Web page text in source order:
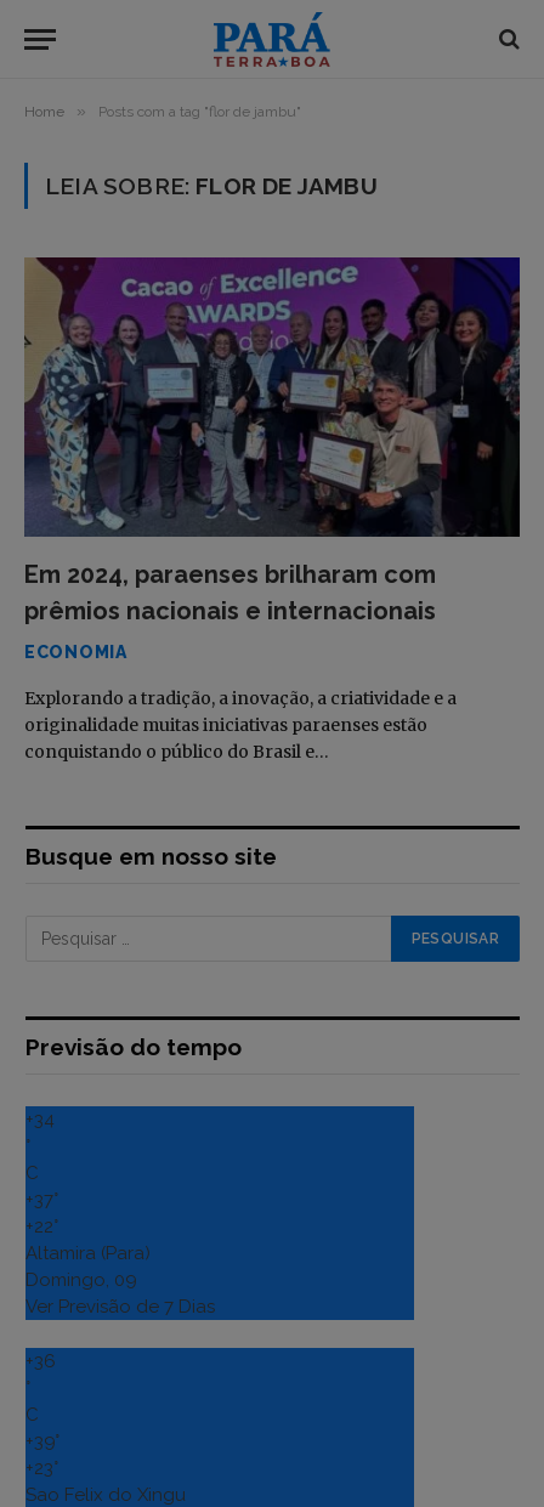
Home » Posts com a tag "flor de jambu"
LEIA SOBRE: FLOR DE JAMBU
Em 2024, paraenses brilharam com
prêmios nacionais e internacionais
ECONOMIA
Explorando a tradição, a inovação, a criatividade e a
originalidade muitas iniciativas paraenses estão
conquistando o público do Brasil e…
Busque em nosso site
Previsão do tempo
+34
°
C
+37°
+22°
Altamira (Para)
Domingo, 09
Ver Previsão de 7 Dias
+36
°
C
+39°
+23°
Sao Felix do Xingu